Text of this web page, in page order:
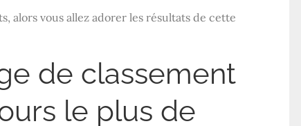
alors vous allez adorer les résultats de cette
de classement
le plus de